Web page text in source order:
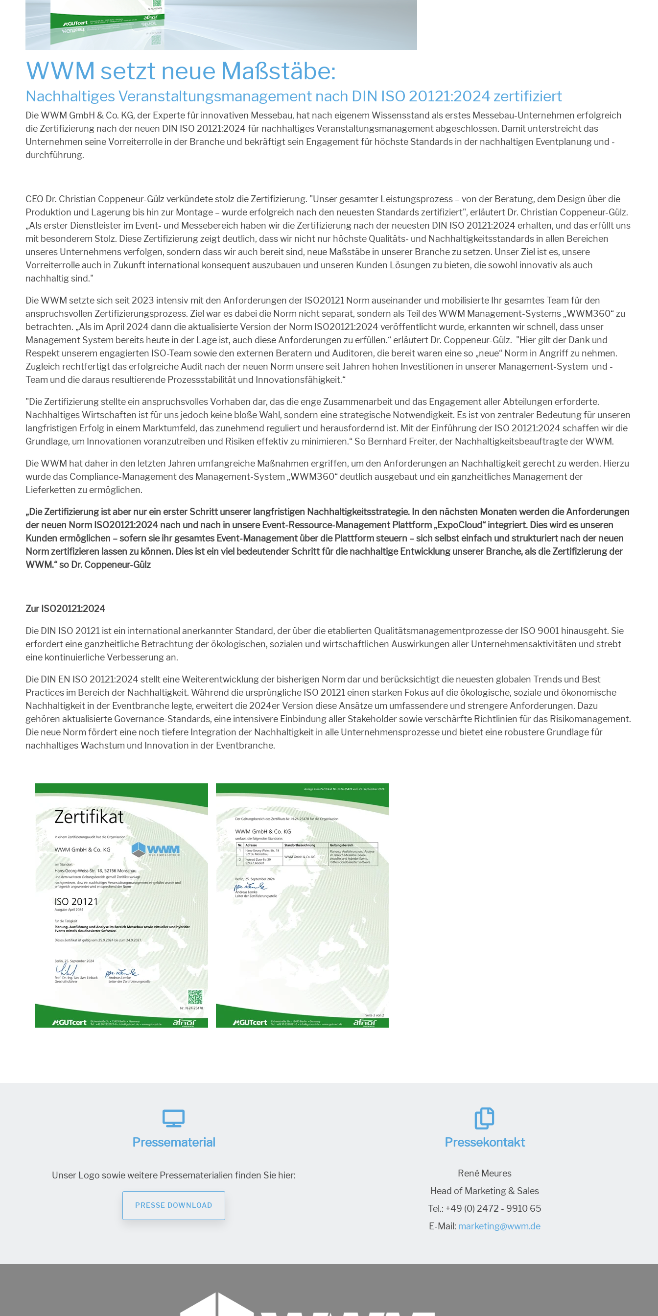
WWM setzt neue Maßstäbe:
Nachhaltiges Veranstaltungsmanagement nach DIN ISO 20121:2024 zertifiziert
Die WWM GmbH & Co. KG, der Experte für innovativen Messebau, hat nach eigenem Wissensstand als erstes Messebau-Unternehmen erfolgreich
die Zertifizierung nach der neuen DIN ISO 20121:2024 für nachhaltiges Veranstaltungsmanagement abgeschlossen. Damit unterstreicht das
Unternehmen seine Vorreiterrolle in der Branche und bekräftigt sein Engagement für höchste Standards in der nachhaltigen Eventplanung und -
durchführung.
CEO Dr. Christian Coppeneur-Gülz verkündete stolz die Zertifizierung. "Unser gesamter Leistungsprozess – von der Beratung, dem Design über die
Produktion und Lagerung bis hin zur Montage – wurde erfolgreich nach den neuesten Standards zertifiziert", erläutert Dr. Christian Coppeneur-Gülz.
„Als erster Dienstleister im Event- und Messebereich haben wir die Zertifizierung nach der neuesten DIN ISO 20121:2024 erhalten, und das erfüllt uns
mit besonderem Stolz. Diese Zertifizierung zeigt deutlich, dass wir nicht nur höchste Qualitäts- und Nachhaltigkeitsstandards in allen Bereichen
unseres Unternehmens verfolgen, sondern dass wir auch bereit sind, neue Maßstäbe in unserer Branche zu setzen. Unser Ziel ist es, unsere
Vorreiterrolle auch in Zukunft international konsequent auszubauen und unseren Kunden Lösungen zu bieten, die sowohl innovativ als auch
nachhaltig sind."
Die WWM setzte sich seit 2023 intensiv mit den Anforderungen der ISO20121 Norm auseinander und mobilisierte Ihr gesamtes Team für den
anspruchsvollen Zertifizierungsprozess. Ziel war es dabei die Norm nicht separat, sondern als Teil des WWM Management-Systems „WWM360“ zu
betrachten. „Als im April 2024 dann die aktualisierte Version der Norm ISO20121:2024 veröffentlicht wurde, erkannten wir schnell, dass unser
Management System bereits heute in der Lage ist, auch diese Anforderungen zu erfüllen.“ erläutert Dr. Coppeneur-Gülz. "Hier gilt der Dank und
Respekt unserem engagierten ISO-Team sowie den externen Beratern und Auditoren, die bereit waren eine so „neue“ Norm in Angriff zu nehmen.
Zugleich rechtfertigt das erfolgreiche Audit nach der neuen Norm unsere seit Jahren hohen Investitionen in unserer Management-System und -
Team und die daraus resultierende Prozessstabilität und Innovationsfähigkeit.“
"Die Zertifizierung stellte ein anspruchsvolles Vorhaben dar, das die enge Zusammenarbeit und das Engagement aller Abteilungen erforderte.
Nachhaltiges Wirtschaften ist für uns jedoch keine bloße Wahl, sondern eine strategische Notwendigkeit. Es ist von zentraler Bedeutung für unseren
langfristigen Erfolg in einem Marktumfeld, das zunehmend reguliert und herausfordernd ist. Mit der Einführung der ISO 20121:2024 schaffen wir die
Grundlage, um Innovationen voranzutreiben und Risiken effektiv zu minimieren.“ So Bernhard Freiter, der Nachhaltigkeitsbeauftragte der WWM.
Die WWM hat daher in den letzten Jahren umfangreiche Maßnahmen ergriffen, um den Anforderungen an Nachhaltigkeit gerecht zu werden. Hierzu
wurde das Compliance-Management des Management-System „WWM360“ deutlich ausgebaut und ein ganzheitliches Management der
Lieferketten zu ermöglichen.
„Die Zertifizierung ist aber nur ein erster Schritt unserer langfristigen Nachhaltigkeitsstrategie. In den nächsten Monaten werden die Anforderungen
der neuen Norm ISO20121:2024 nach und nach in unsere Event-Ressource-Management Plattform „ExpoCloud“ integriert. Dies wird es unseren
Kunden ermöglichen – sofern sie ihr gesamtes Event-Management über die Plattform steuern – sich selbst einfach und strukturiert nach der neuen
Norm zertifizieren lassen zu können. Dies ist ein viel bedeutender Schritt für die nachhaltige Entwicklung unserer Branche, als die Zertifizierung der
WWM.“ so Dr. Coppeneur-Gülz
Zur ISO20121:2024
Die DIN ISO 20121 ist ein international anerkannter Standard, der über die etablierten Qualitätsmanagementprozesse der ISO 9001 hinausgeht. Sie
erfordert eine ganzheitliche Betrachtung der ökologischen, sozialen und wirtschaftlichen Auswirkungen aller Unternehmensaktivitäten und strebt
eine kontinuierliche Verbesserung an.
Die DIN EN ISO 20121:2024 stellt eine Weiterentwicklung der bisherigen Norm dar und berücksichtigt die neuesten globalen Trends und Best
Practices im Bereich der Nachhaltigkeit. Während die ursprüngliche ISO 20121 einen starken Fokus auf die ökologische, soziale und ökonomische
Nachhaltigkeit in der Eventbranche legte, erweitert die 2024er Version diese Ansätze um umfassendere und strengere Anforderungen. Dazu
gehören aktualisierte Governance-Standards, eine intensivere Einbindung aller Stakeholder sowie verschärfte Richtlinien für das Risikomanagement.
Die neue Norm fördert eine noch tiefere Integration der Nachhaltigkeit in alle Unternehmensprozesse und bietet eine robustere Grundlage für
nachhaltiges Wachstum und Innovation in der Eventbranche.
Pressematerial
Unser Logo sowie weitere Pressematerialien finden Sie hier:
PRESSE DOWNLOAD
Pressekontakt
René Meures
Head of Marketing & Sales
Tel.: +49 (0) 2472 - 9910 65
E-Mail: marketing@wwm.de